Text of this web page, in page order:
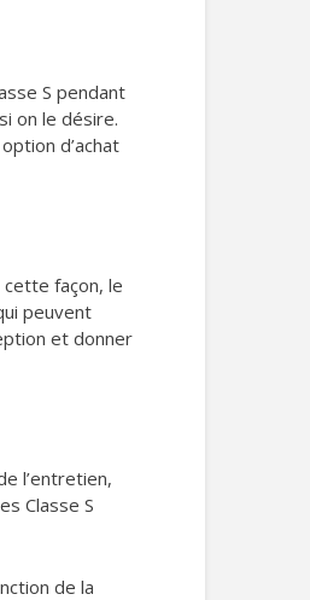
S pendant
on le désire.
d’achat
façon, le
peuvent
et donner
l’entretien,
Classe S
de la